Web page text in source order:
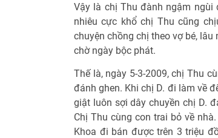
Vậy là chị Thu đành ngậm ngùi
nhiêu cực khổ chị Thu cũng
chuyện chồng chị theo vợ bé,
chờ ngày bộc phát.
Thế là, ngày 5-3-2009, chị Thu
đánh ghen. Khi chị D. đi làm về
giật luôn sợi dây chuyền chị D.
Chị Thu cùng con trai bỏ về
Khoa đi bán được trên 3 triệu